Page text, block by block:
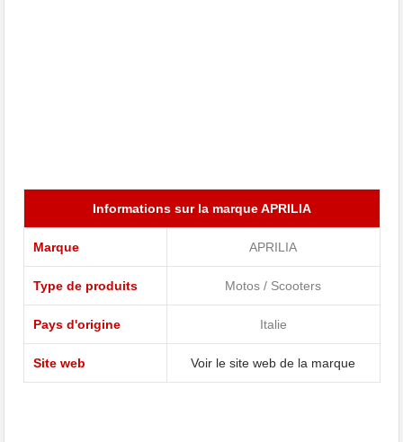
Informations sur la marque APRILIA
Marque APRILIA
Type de produits Motos / Scooters
Pays d'origine Italie
Site web Voir le site web de la marque